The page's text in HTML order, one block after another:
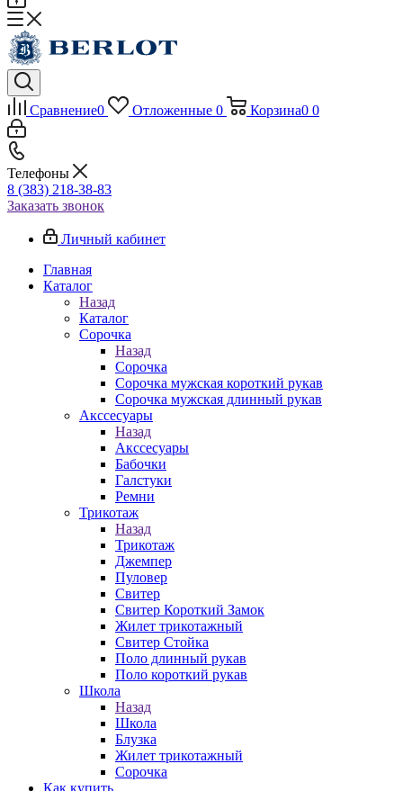
Сравнение0 Отложенные 0 Корзина0 0
Телефоны
8 (383) 218-38-83
Заказать звонок
Личный кабинет
Главная
Каталог
Назад
Каталог
Сорочка
Назад
Сорочка
Сорочка мужская короткий рукав
Сорочка мужская длинный рукав
Акссесуары
Назад
Акссесуары
Бабочки
Галстуки
Ремни
Трикотаж
Назад
Трикотаж
Джемпер
Пуловер
Свитер
Свитер Короткий Замок
Жилет трикотажный
Свитер Стойка
Поло длинный рукав
Поло короткий рукав
Школа
Назад
Школа
Блузка
Жилет трикотажный
Сорочка
Как купить